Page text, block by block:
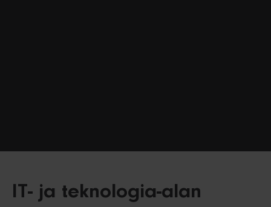
IT- ja teknologia-alan